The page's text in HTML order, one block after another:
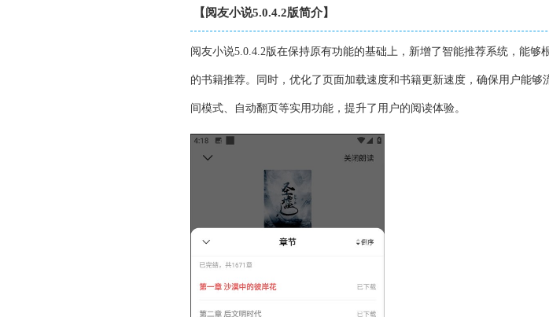
【阅友小说5.0.4.2版简介】
阅友小说5.0.4.2版在保持原有功能的基础上，新增了智能推荐系统，能够
的书籍推荐。同时，优化了页面加载速度和书籍更新速度，确保用户能
间模式、自动翻页等实用功能，提升了用户的阅读体验。